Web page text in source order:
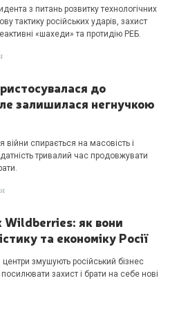
з питань розвитку технологічних
тактику російських ударів, захист
«шахеди» та протидію РЕБ.
до
залишилася негнучкою
спирається на масовість і
тривалий час продовжувати
Wildberries: як вони
та економіку Росії
центри змушують російський бізнес
захист і брати на себе нові